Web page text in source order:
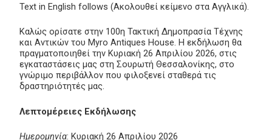
Text in English follows (Ακολουθεί κείμενο στα Αγγλικά).
Καλώς ορίσατε στην 100η Τακτική Δημοπρασία Τέχνης
και Αντικών του Myro Antiques House. Η εκδήλωση θα
πραγματοποιηθεί την Κυριακή 26 Απριλίου 2026, στις
εγκαταστάσεις μας στη Σουρωτή Θεσσαλονίκης, στο
γνώριμο περιβάλλον που φιλοξενεί σταθερά τις
δραστηριότητές μας.
Λεπτομέρειες Εκδήλωσης
Ημερομηνία: Κυριακή 26 Απριλίου 2026